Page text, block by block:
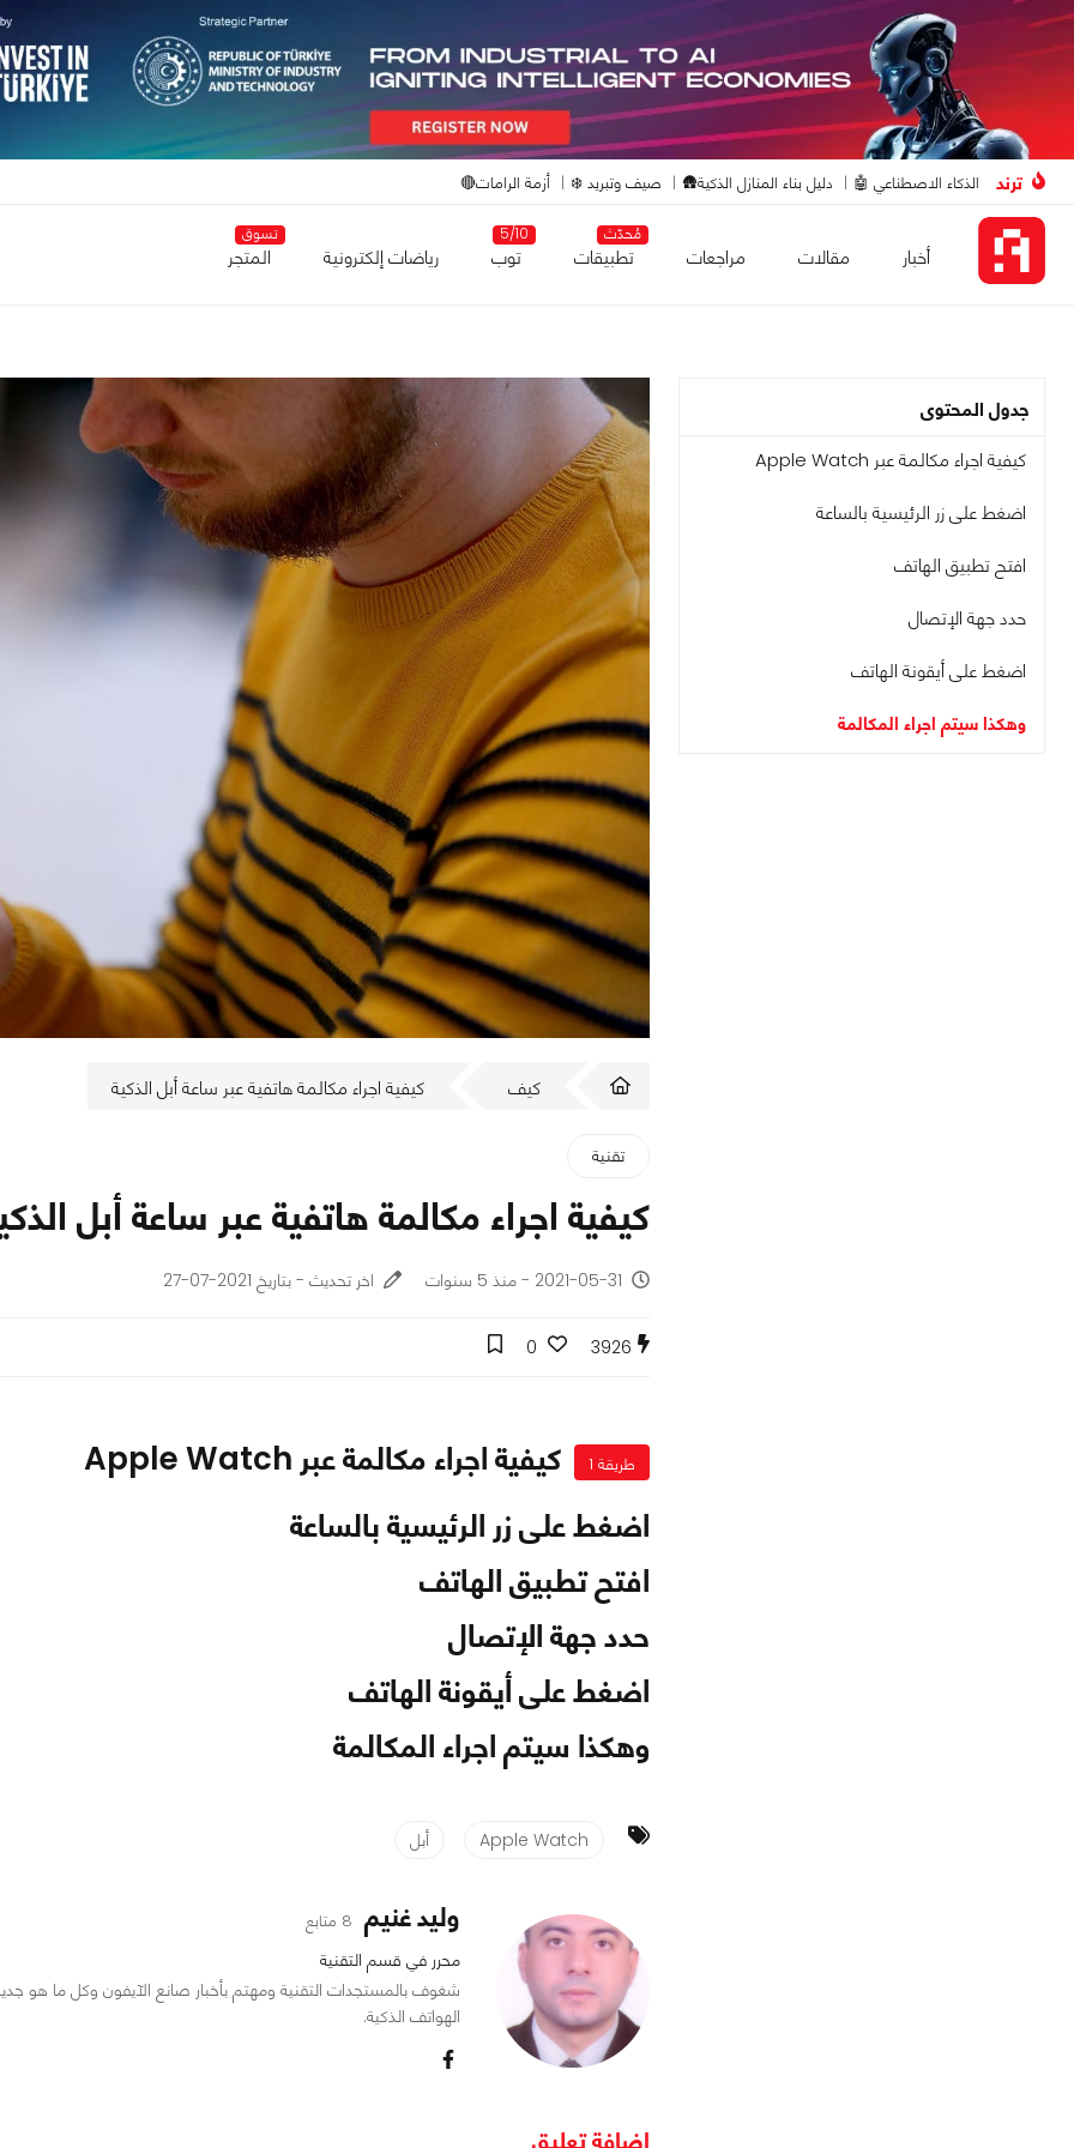
ترند الذكاء الاصطناعي 🤖 دليل بناء المنازل الذكية🛖 صيف وتبريد ❄️ أزمة الرامات🔴
أخبار مقالات مراجعات
مُحدّث
تطبيقات
5/10
توب رياضات إلكترونية
تسوق
المتجر
جدول المحتوى
كيفية اجراء مكالمة عبر Apple Watch
اضغط على زر الرئيسية بالساعة
افتح تطبيق الهاتف
حدد جهة الإتصال
اضغط على أيقونة الهاتف
وهكذا سيتم اجراء المكالمة
كيف كيفية اجراء مكالمة هاتفية عبر ساعة أبل الذكية
تقنية
كيفية اجراء مكالمة هاتفية عبر ساعة أبل
2021-05-31 - منذ 5 سنوات اخر تحديث - بتاريخ 2021-07-27
3926
0
طريقة 1
كيفية اجراء مكالمة عبر Apple Watch
اضغط على زر الرئيسية بالساعة
افتح تطبيق الهاتف
حدد جهة الإتصال
اضغط على أيقونة الهاتف
وهكذا سيتم اجراء المكالمة
Apple Watch أبل
وليد غنيم 8 متابع
محرر في قسم التقنية
شغوف بالمستجدات التقنية ومهتم بأخبار صانع الآيفون وكل ما هو
الهواتف الذكية.
اضافة تعليق